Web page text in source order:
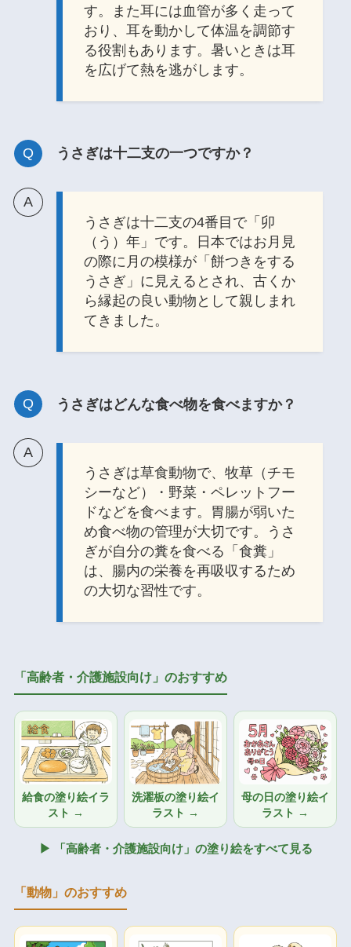
す。また耳には血管が多く走って
おり、耳を動かして体温を調節す
る役割もあります。暑いときは耳
を広げて熱を逃がします。
うさぎは十二支の一つですか？
うさぎは十二支の4番目で「卯
（う）年」です。日本ではお月見
の際に月の模様が「餅つきをする
うさぎ」に見えるとされ、古くか
ら縁起の良い動物として親しまれ
てきました。
うさぎはどんな食べ物を食べますか？
うさぎは草食動物で、牧草（チモ
シーなど）・野菜・ペレットフー
ドなどを食べます。胃腸が弱いた
め食べ物の管理が大切です。うさ
ぎが自分の糞を食べる「食糞」
は、腸内の栄養を再吸収するため
の大切な習性です。
「高齢者・介護施設向け」のおすすめ
給食の塗り絵イラ
スト →
洗濯板の塗り絵イ
ラスト →
母の日の塗り絵イ
ラスト →
▶ 「高齢者・介護施設向け」の塗り絵をすべて見る
「動物」のおすすめ